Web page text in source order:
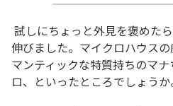
試しにちょっと外見を褒めた
伸びました。マイクロハウス
マンティックな特質持ちのマ
ロ、といったところでしょうか